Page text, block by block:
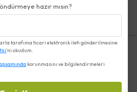
hazır mısın?
tarafıma ticari elektronik ileti gönderilmesine
'ni okudum.
korunmasını ve bilgilendirmeleri